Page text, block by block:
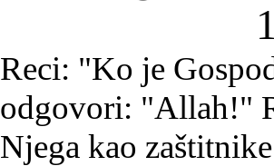
Reci: "Ko je
odgovori: "Allah!"
Njega kao